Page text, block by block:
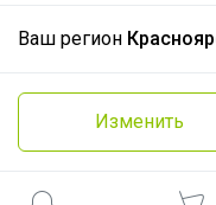
Ваш регион
Изменить
© ООО "Лявита",